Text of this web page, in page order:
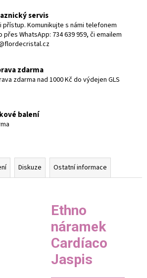
servis
přístup. Komunikujte s námi telefonem
přes WhatsApp: 734 639 959, či emailem
zdarma
zdarma nad 1000 Kč do výdejen GLS
balení
Diskuze Ostatní informace
Ethno
náramek
Cardíaco
Jaspis